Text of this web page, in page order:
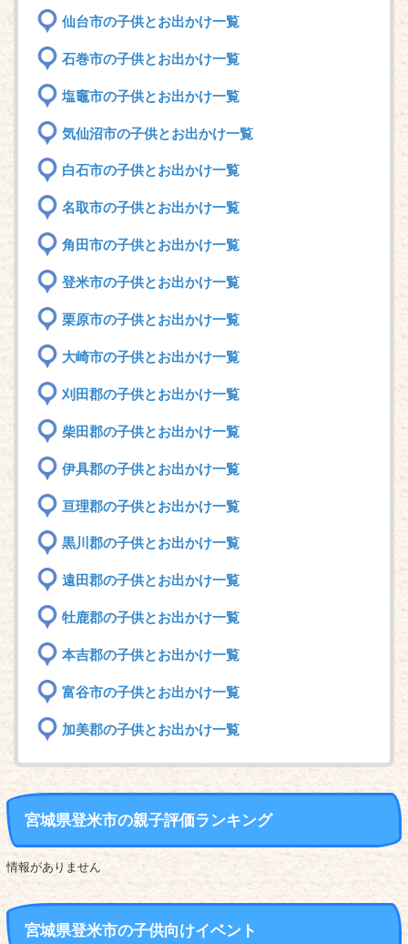
仙台市の子供とお出かけ一覧
石巻市の子供とお出かけ一覧
塩竈市の子供とお出かけ一覧
気仙沼市の子供とお出かけ一覧
白石市の子供とお出かけ一覧
名取市の子供とお出かけ一覧
角田市の子供とお出かけ一覧
登米市の子供とお出かけ一覧
栗原市の子供とお出かけ一覧
大崎市の子供とお出かけ一覧
刈田郡の子供とお出かけ一覧
柴田郡の子供とお出かけ一覧
伊具郡の子供とお出かけ一覧
亘理郡の子供とお出かけ一覧
黒川郡の子供とお出かけ一覧
遠田郡の子供とお出かけ一覧
牡鹿郡の子供とお出かけ一覧
本吉郡の子供とお出かけ一覧
富谷市の子供とお出かけ一覧
加美郡の子供とお出かけ一覧
宮城県登米市の親子評価ランキング
情報がありません
宮城県登米市の子供向けイベント